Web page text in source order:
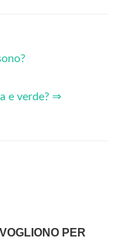
e verde? ⇒
PER